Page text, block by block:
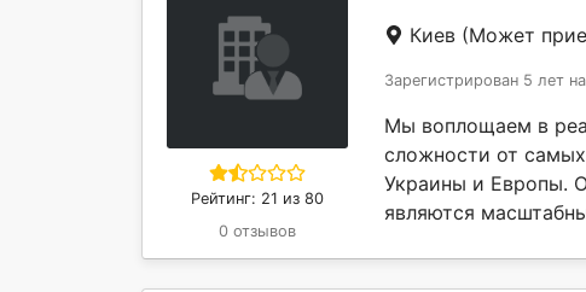
Рейтинг: 21 из 80
0 отзывов
Киев (Может
Зарегистрирован 5 лет
Мы воплощаем в
сложности от
Украины и Европы.
являются